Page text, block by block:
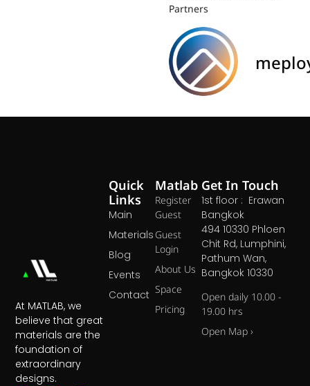
Partners
At MATLAB, we
believe that great
materials are the
foundation of
extraordinary
designs.
Matlab
Register
Guest
Guest
Login
About Us
Space
Pricing
Quick
Links
Main
Materials
Blog
Events
Contact
Get In Touch
1st floor : Erawan
Bangkok
494 10330 Phloen
Chit Rd, Lumphini,
Pathum Wan,
Bangkok 10330
Open daily 10.00 -
19.00 hrs
Open Map ›